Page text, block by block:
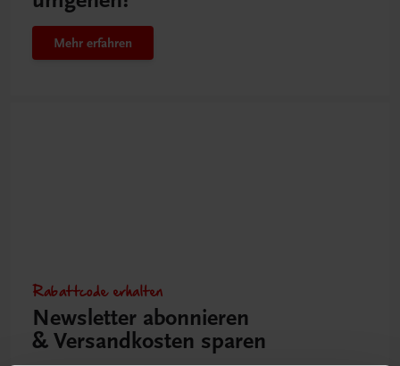
Mehr erfahren
Rabattcode erhalten
Newsletter abonnieren
& Versandkosten sparen